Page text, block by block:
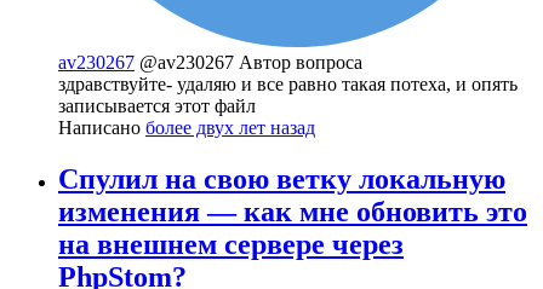
av230267 @av230267 Автор вопроса
здравствуйте- удаляю и все равно такая потеха, и опять
записывается этот файл
Написано более двух лет назад
Спулил на свою ветку локальную
изменения — как мне обновить это
на внешнем сервере через
PhpStom?